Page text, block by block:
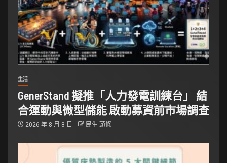
生活
GenerStand 擬推「人力發電訓練台」 結
合運動與微型儲能 啟動募資前市場調查
2026 年 8 月 8 日 民生 頭條